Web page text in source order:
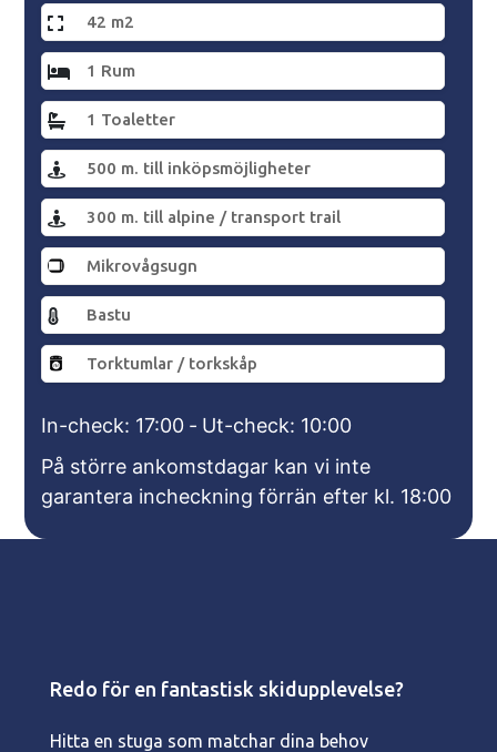
42 m2
1 Rum
1 Toaletter
500 m. till inköpsmöjligheter
300 m. till alpine / transport trail
Mikrovågsugn
Bastu
Torktumlar / torkskåp
In-check: 17:00 - Ut-check: 10:00
På större ankomstdagar kan vi inte
garantera incheckning förrän efter kl. 18:00
Redo för en fantastisk skidupplevelse?
Hitta en stuga som matchar dina behov